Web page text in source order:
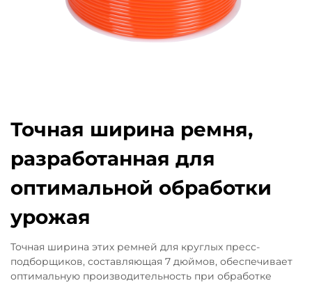
Точная ширина ремня,
разработанная для
оптимальной обработки
урожая
Точная ширина этих ремней для круглых пресс-
подборщиков, составляющая 7 дюймов, обеспечивает
оптимальную производительность при обработке